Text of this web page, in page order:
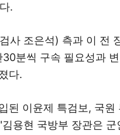
.
사 조은석) 측과 이 전
30분씩 구속 필요성과
다.
된 이윤제 특검보, 국원
용현 국방부 장관은 군